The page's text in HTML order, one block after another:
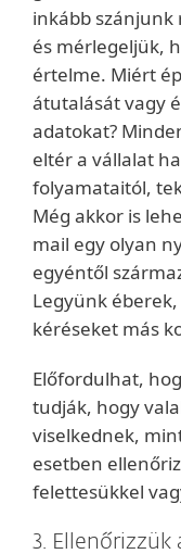
inkább
és mérlegeljük,
értelme. Miért
átutalását vagy
adatokat?
eltér a vállalat
folyamataitól,
Még akkor is
mail egy olyan
egyéntől
Legyünk
kéréseket más
Előfordulhat,
tudják, hogy
viselkednek,
esetben
felettesükkel
3.